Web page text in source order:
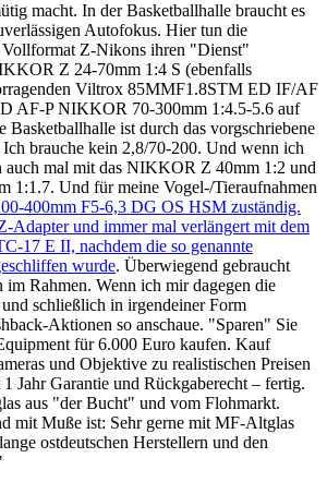
macht. In der Basketballhalle braucht es
Autofokus. Hier tun die
Vollformat Z-Nikons ihren "Dienst"
Z 24-70mm 1:4 S (ebenfalls
Viltrox 85MMF1.8STM ED IF/AF
AF-P NIKKOR 70-300mm 1:4.5-5.6 auf
Basketballhalle ist durch das vorgschriebene
brauche kein 2,8/70-200. Und wenn ich
auch mal mit das NIKKOR Z 40mm 1:2 und
Und für meine Vogel-/Tieraufnahmen
400mm F5-6,3 DG OS HSM zuständig.
Adapter und immer mal verlängert mit dem
17 E II, nachdem die so genannte
wurde. Überwiegend gebraucht
im Rahmen. Wenn ich mir dagegen die
schließlich in irgendeiner Form
Aktionen so anschaue. "Sparen" Sie
für 6.000 Euro kaufen. Kauf
und Objektive zu realistischen Preisen
Jahr Garantie und Rückgaberecht – fertig.
aus "der Bucht" und vom Flohmarkt.
mit Muße ist: Sehr gerne mit MF-Altglas
ostdeutschen Herstellern und den